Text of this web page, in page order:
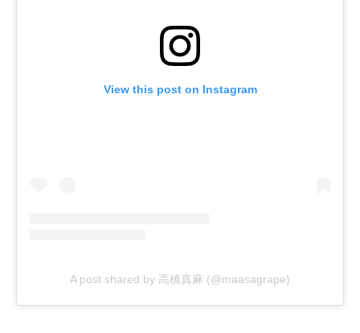
View this post on Instagram
A post shared by 高橋真麻 (@maasagrape)